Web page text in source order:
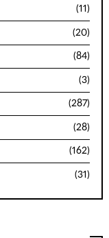
(11)
(20)
(84)
(3)
(287)
(28)
(162)
(31)